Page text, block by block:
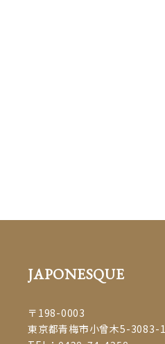
スタイル #青梅 #青梅市 #ome #飯能 #
和服 #撮影 #ヘアアレンジ #着付け #マ
リュームラッシュ #beauty #まつえく #
JAPONESQUE
〒198-0003
東京都青梅市小曾木5-3083-1